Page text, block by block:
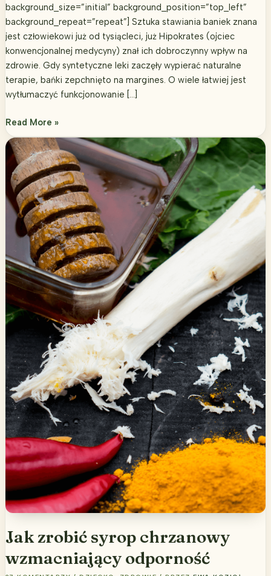
background_size=”initial” background_position=”top_left”
background_repeat=”repeat”] Sztuka stawiania baniek znana
jest człowiekowi już od tysiącleci, już Hipokrates (ojciec
konwencjonalnej medycyny) znał ich dobroczynny wpływ na
zdrowie. Gdy syntetyczne leki zaczęły wypierać naturalne
terapie, bańki zepchnięto na margines. O wiele łatwiej jest
wytłumaczyć funkcjonowanie […]
Jak
postawić
bańki
lekarskie?
Read More »
Jak zrobić syrop chrzanowy
wzmacniający odporność